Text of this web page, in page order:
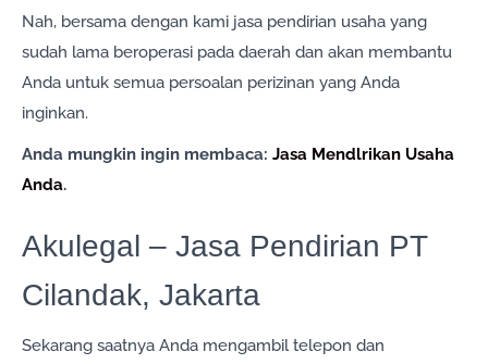
Nah, bersama dengan kami jasa pendirian usaha yang
sudah lama beroperasi pada daerah dan akan membantu
Anda untuk semua persoalan perizinan yang Anda
inginkan.
Anda mungkin ingin membaca: Jasa Mendlrikan Usaha
Anda.
Akulegal – Jasa Pendirian PT
Cilandak, Jakarta
Sekarang saatnya Anda mengambil telepon dan